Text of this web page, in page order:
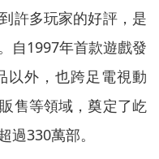
許多玩家的好評，是
自1997年首款遊戲發
以外，也跨足電視動
售等領域，奠定了屹
過330萬部。